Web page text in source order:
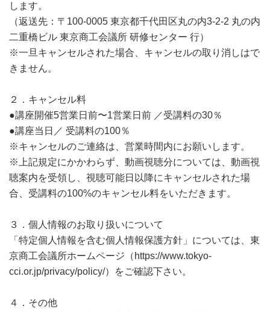
します。
（返送先：〒100-0005 東京都千代田区丸の内3-2-2 丸の内
二重橋ビル 東京商工会議所 研修センター 行）
※一旦キャンセルされた場合、キャンセルの取り消しはで
きません。
２．キャンセル料
●講座開催5営業日前〜1営業日前 ／受講料の30％
●講座当日／ 受講料の100％
※キャンセルのご連絡は、営業時間内にお願いします。
※上記規定にかかわらず、動画視聴分については、動画視
聴案内を受領し、視聴可能日以降にキャンセルされた場
合、受講料の100%のキャンセル料をいただきます。
３．個人情報のお取り扱いについて
「特定個人情報を含む個人情報保護方針」については、東
京商工会議所ホームページ（https://www.tokyo-
cci.or.jp/privacy/policy/）をご確認下さい。
４．その他